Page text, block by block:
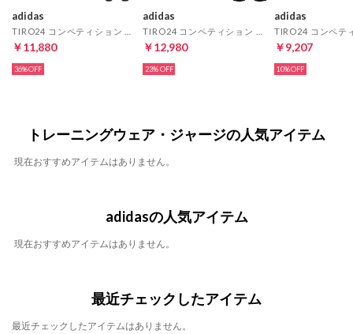
adidas
￥11,880
36%
adidas
￥12,980
23%
adidas
￥9,207
10%
トレーニングウェア・ジャージの人気アイテム
現在おすすめアイテムはありません。
adidasの人気アイテム
現在おすすめアイテムはありません。
最近チェックしたアイテム
最近チェックしたアイテムはありません。